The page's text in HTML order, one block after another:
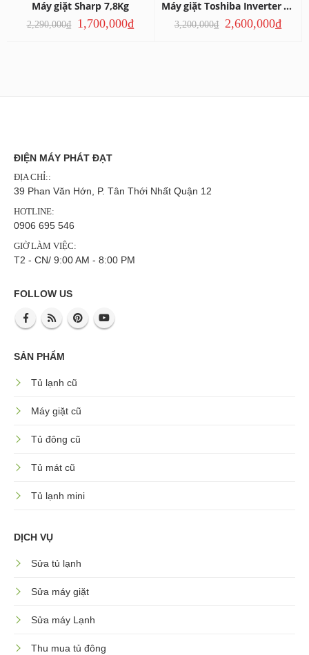
Máy giặt Sharp 7,8Kg
2,290,000₫ 1,700,000₫
Máy giặt Toshiba Inverter 9kg
3,200,000₫ 2,600,000₫
ĐIỆN MÁY PHÁT ĐẠT
ĐỊA CHỈ::
39 Phan Văn Hớn, P. Tân Thới Nhất Quận 12
HOTLINE:
0906 695 546
GIỜ LÀM VIỆC:
T2 - CN/ 9:00 AM - 8:00 PM
FOLLOW US
SẢN PHẨM
Tủ lạnh cũ
Máy giặt cũ
Tủ đông cũ
Tủ mát cũ
Tủ lạnh mini
DỊCH VỤ
Sửa tủ lạnh
Sửa máy giặt
Sửa máy Lạnh
Thu mua tủ đông